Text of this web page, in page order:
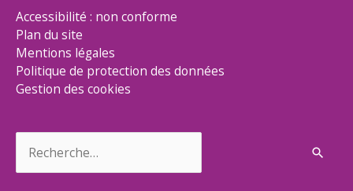
Accessibilité : non conforme
Plan du site
Mentions légales
Politique de protection des données
Gestion des cookies